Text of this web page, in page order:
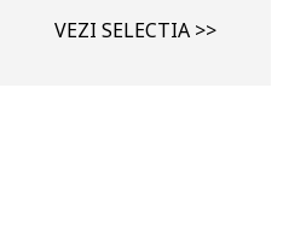
VEZI SELECTIA >>